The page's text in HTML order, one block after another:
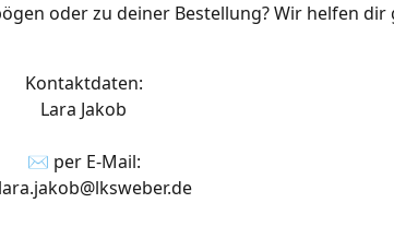
oder zu deiner Bestellung? Wir helfen
Kontaktdaten:
Lara Jakob
✉ per E-Mail: